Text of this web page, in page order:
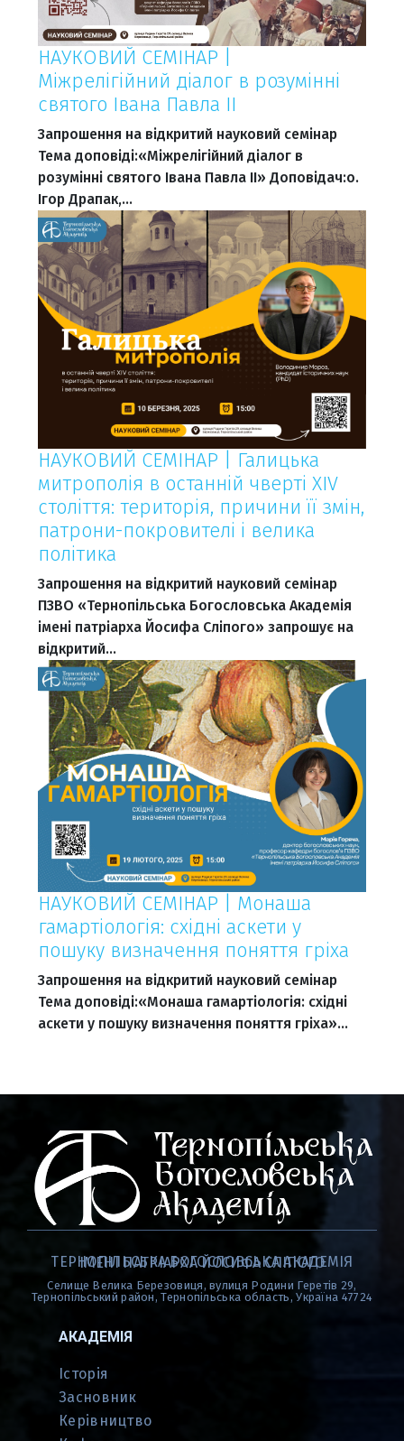
НАУКОВИЙ СЕМІНАР |
Міжрелігійний діалог в розумінні
святого Івана Павла ІІ
Запрошення на відкритий науковий семінар
Тема доповіді:«Міжрелігійний діалог в
розумінні святого Івана Павла ІІ» Доповідач:о.
Ігор Драпак,…
НАУКОВИЙ СЕМІНАР | Галицька
митрополія в останній чверті ХІV
століття: територія, причини її змін,
патрони-покровителі і велика
політика
Запрошення на відкритий науковий семінар
ПЗВО «Тернопільська Богословська Академія
імені патріарха Йосифа Сліпого» запрошує на
відкритий…
НАУКОВИЙ СЕМІНАР | Монаша
гамартіологія: східні аскети у
пошуку визначення поняття гріха
Запрошення на відкритий науковий семінар
Тема доповіді:«Монаша гамартіологія: східні
аскети у пошуку визначення поняття гріха»…
ТЕРНОПІЛЬСЬКА БОГОСЛОВСЬКА АКАДЕМІЯ
ІМЕНІ ПАТРІАРХА ЙОСИФА СЛІПОГО
Селище Велика Березовиця, вулиця Родини Геретів 29,
Тернопільський район, Тернопільська область, Україна 47724
АКАДЕМІЯ
Історія
Засновник
Керівництво